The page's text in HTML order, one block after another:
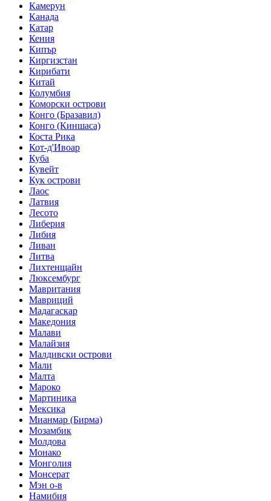
Камерун
Канада
Катар
Кения
Кипър
Киргизстан
Кирибати
Китай
Колумбия
Коморски острови
Конго (Бразавил)
Конго (Киншаса)
Коста Рика
Кот-д'Ивоар
Куба
Кувейт
Кук острови
Лаос
Латвия
Лесото
Либерия
Либия
Ливан
Литва
Лихтенщайн
Люксембург
Мавритания
Мавриций
Мадагаскар
Македония
Малави
Малайзия
Малдивски острови
Мали
Малта
Мароко
Мартиника
Мексика
Мианмар (Бирма)
Мозамбик
Молдова
Монако
Монголия
Монсерат
Мэн о-в
Намибия